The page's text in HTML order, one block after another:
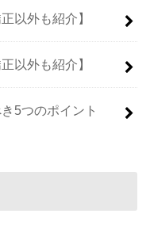
以外も紹介】
以外も紹介】
5つのポイント